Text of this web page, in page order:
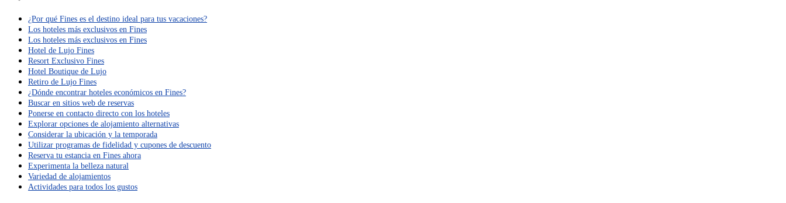
¿Por qué Fines es el destino ideal para tus vacaciones?
Los hoteles más exclusivos en Fines
Los hoteles más exclusivos en Fines
Hotel de Lujo Fines
Resort Exclusivo Fines
Hotel Boutique de Lujo
Retiro de Lujo Fines
¿Dónde encontrar hoteles económicos en Fines?
Buscar en sitios web de reservas
Ponerse en contacto directo con los hoteles
Explorar opciones de alojamiento alternativas
Considerar la ubicación y la temporada
Utilizar programas de fidelidad y cupones de descuento
Reserva tu estancia en Fines ahora
Experimenta la belleza natural
Variedad de alojamientos
Actividades para todos los gustos